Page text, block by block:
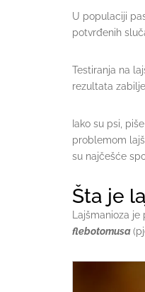
U populaciji
potvrđenih
Testiranja na
rezultata
Iako su psi,
problemom
su najčešće
Šta je
Lajšmanioza
flebotomusa